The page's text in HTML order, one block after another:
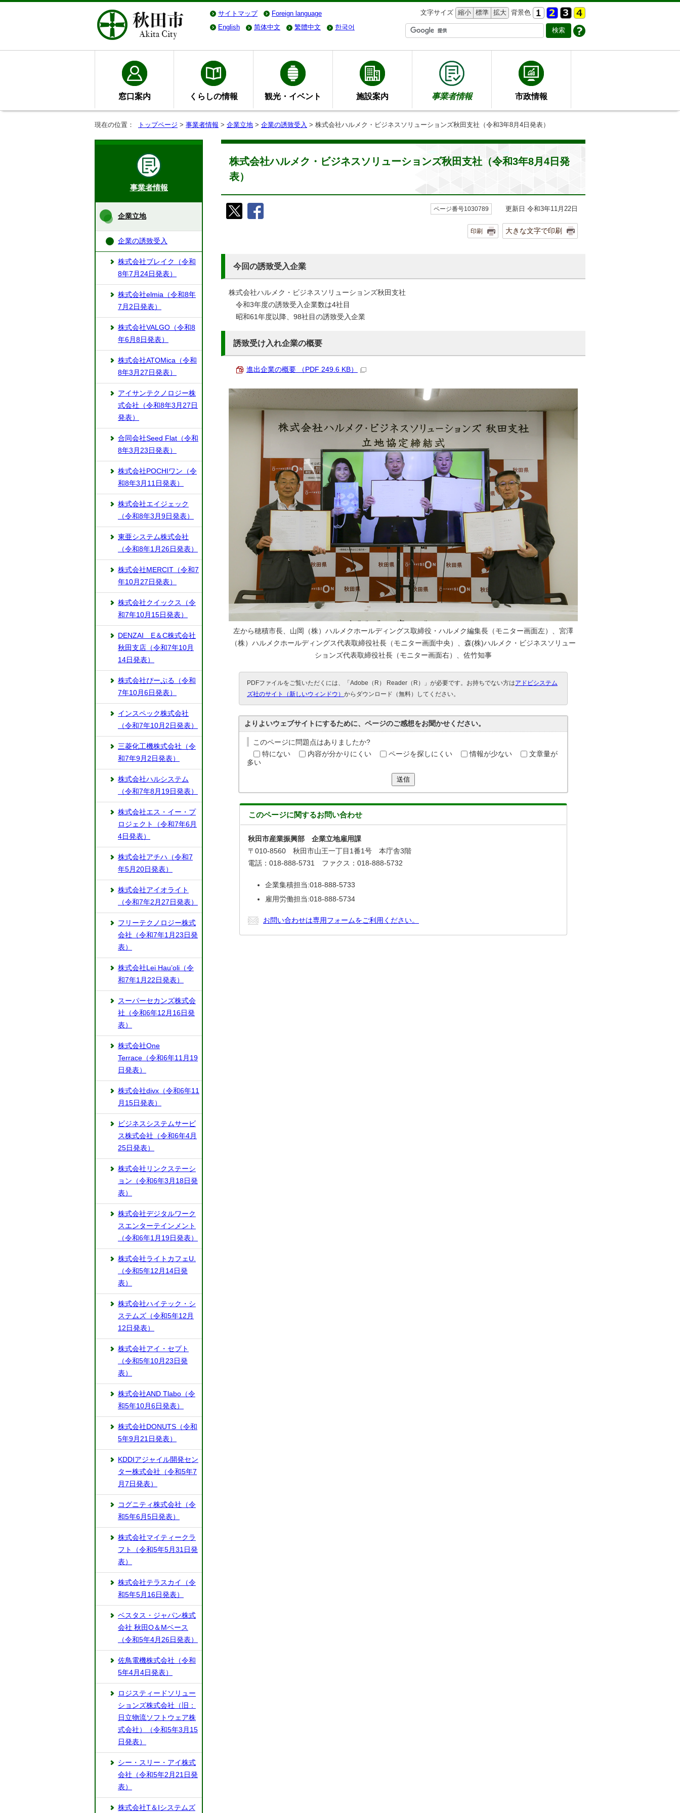
サイトマップ Foreign language 文字サイズ 縮小 標準 拡大 背景色
English
简体中文 繁體中文 한국어
窓口案内 くらしの情報 観光・イベント 施設案内 事業者情報 市政情報
現在の位置： トップページ > 事業者情報 > 企業立地 > 企業の誘致受入 > 株式会社ハルメク・ビジネスソリューションズ秋田支社（令和3年8月4日発表）
株式会社ハルメク・ビジネスソリューションズ秋田支社（令和3年8月4日発
表）
ページ番号1030789 更新日 令和3年11月22日
印刷 大きな文字で印刷
今回の誘致受入企業
株式会社ハルメク・ビジネスソリューションズ秋田支社
令和3年度の誘致受入企業数は4社目
昭和61年度以降、98社目の誘致受入企業
誘致受け入れ企業の概要
進出企業の概要 （PDF 249.6 KB）
左から穂積市長、山岡（株）ハルメクホールディングス取締役・ハルメク編集長（モニター画面左）、宮澤
（株）ハルメクホールディングス代表取締役社長（モニター画面中央）、森(株)ハルメク・ビジネスソリュー
ションズ代表取締役社長（モニター画面右）、佐竹知事
PDFファイルをご覧いただくには、「Adobe（R） Reader（R）」が必要です。お持ちでない方はアドビシステム
ズ社のサイト（新しいウィンドウ） からダウンロード（無料）してください。
よりよいウェブサイトにするために、ページのご感想をお聞かせください。
このページに問題点はありましたか?
特にない
内容が分かりにくい ページを探しにくい 情報が少ない
文章量が
多い
送信
このページに関するお問い合わせ
秋田市産業振興部 企業立地雇用課
〒010-8560 秋田市山王一丁目1番1号 本庁舎3階
電話：018-888-5731 ファクス：018-888-5732
企業集積担当:018-888-5733
雇用労働担当:018-888-5734
お問い合わせは専用フォームをご利用ください。
事業者情報
企業立地
企業の誘致受入
株式会社ブレイク（令和
8年7月24日発表）
株式会社elmia（令和8年
7月2日発表）
株式会社VALGO（令和8
年6月8日発表）
株式会社ATOMica（令和
8年3月27日発表）
アイサンテクノロジー株
式会社（令和8年3月27日
発表）
合同会社Seed Flat（令和
8年3月23日発表）
株式会社POCHIワン（令
和8年3月11日発表）
株式会社エイジェック
（令和8年3月9日発表）
東亜システム株式会社
（令和8年1月26日発表）
株式会社MERCIT（令和7
年10月27日発表）
株式会社クイックス（令
和7年10月15日発表）
DENZAI E＆C株式会社
秋田支店（令和7年10月
14日発表）
株式会社ぴーぷる（令和
7年10月6日発表）
インスペック株式会社
（令和7年10月2日発表）
三菱化工機株式会社（令
和7年9月2日発表）
株式会社ハルシステム
（令和7年8月19日発表）
株式会社エス・イー・プ
ロジェクト（令和7年6月
4日発表）
株式会社アチハ（令和7
年5月20日発表）
株式会社アイオライト
（令和7年2月27日発表）
フリーテクノロジー株式
会社（令和7年1月23日発
表）
株式会社Lei Hau’oli（令
和7年1月22日発表）
スーパーセカンズ株式会
社（令和6年12月16日発
表）
株式会社One
Terrace（令和6年11月19
日発表）
株式会社divx（令和6年11
月15日発表）
ビジネスシステムサービ
ス株式会社（令和6年4月
25日発表）
株式会社リンクステーシ
ョン（令和6年3月18日発
表）
株式会社デジタルワーク
スエンターテインメント
（令和6年1月19日発表）
株式会社ライトカフェU.
（令和5年12月14日発
表）
株式会社ハイテック・シ
ステムズ（令和5年12月
12日発表）
株式会社アイ・セプト
（令和5年10月23日発
表）
株式会社AND Tlabo（令
和5年10月6日発表）
株式会社DONUTS（令和
5年9月21日発表）
KDDIアジャイル開発セン
ター株式会社（令和5年7
月7日発表）
コグニティ株式会社（令
和5年6月5日発表）
株式会社マイティークラ
フト（令和5年5月31日発
表）
株式会社テラスカイ（令
和5年5月16日発表）
ベスタス・ジャパン株式
会社 秋田O＆Mベース
（令和5年4月26日発表）
佐鳥電機株式会社（令和
5年4月4日発表）
ロジスティードソリュー
ションズ株式会社（旧：
日立物流ソフトウェア株
式会社）（令和5年3月15
日発表）
シー・スリー・アイ株式
会社（令和5年2月21日発
表）
株式会社T＆Iシステムズ